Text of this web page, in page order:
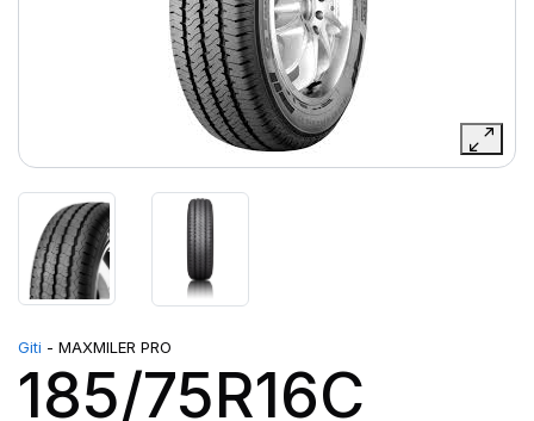
Giti - MAXMILER PRO
185/75R16C